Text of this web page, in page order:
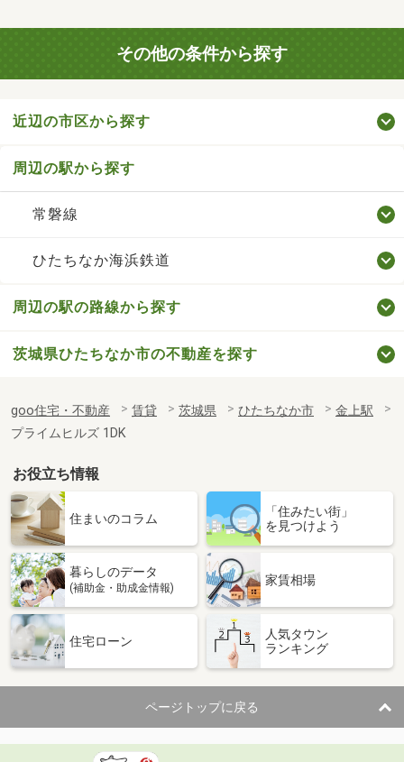
その他の条件から探す
近辺の市区から探す
周辺の駅から探す
常磐線
ひたちなか海浜鉄道
周辺の駅の路線から探す
茨城県ひたちなか市の不動産を探す
goo住宅・不動産 賃貸 茨城県 ひたちなか市
金上駅
プライムヒルズ 1DK
お役立ち情報
住まいのコラム
「住みたい街」
を見つけよう
暮らしのデータ
(補助金・助成金情報)
家賃相場
住宅ローン
人気タウン
ランキング
ページトップに戻る